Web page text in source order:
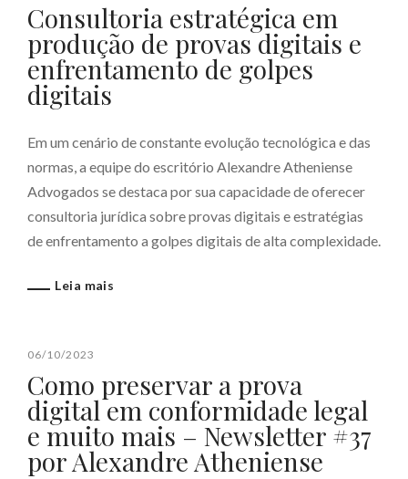
Consultoria estratégica em
produção de provas digitais e
enfrentamento de golpes
digitais
Em um cenário de constante evolução tecnológica e das
normas, a equipe do escritório Alexandre Atheniense
Advogados se destaca por sua capacidade de oferecer
consultoria jurídica sobre provas digitais e estratégias
de enfrentamento a golpes digitais de alta complexidade.
Leia mais
06/10/2023
Como preservar a prova
digital em conformidade legal
e muito mais – Newsletter #37
por Alexandre Atheniense